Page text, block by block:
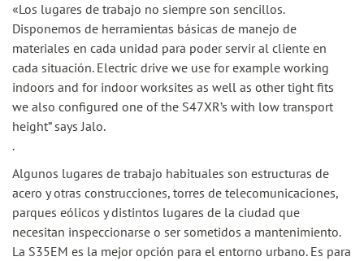
«Los lugares de trabajo no siempre son sencillos.
Disponemos de herramientas básicas de manejo de
materiales en cada unidad para poder servir al cliente en
cada situación. Electric drive we use for example working
indoors and for indoor worksites as well as other tight fits
we also configured one of the S47XR’s with low transport
height” says Jalo.
.
Algunos lugares de trabajo habituales son estructuras de
acero y otras construcciones, torres de telecomunicaciones,
parques eólicos y distintos lugares de la ciudad que
necesitan inspeccionarse o ser sometidos a mantenimiento.
La S35EM es la mejor opción para el entorno urbano. Es para